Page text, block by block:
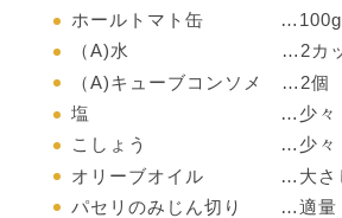
ホールトマト缶 …100g
（A)水 …2カッ
（A)キューブコンソメ …2個
塩 …少々
こしょう …少々
オリーブオイル …大さ
パセリのみじん切り …適量